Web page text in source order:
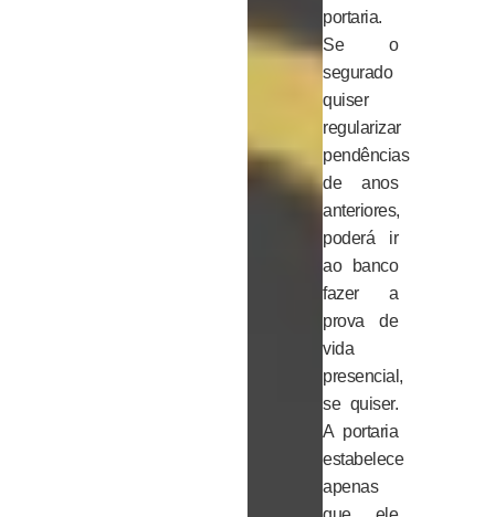
portaria.
Se o
segurado
quiser
regularizar
pendências
de anos
anteriores,
poderá ir
ao banco
fazer a
prova de
vida
presencial,
se quiser.
A portaria
estabelece
apenas